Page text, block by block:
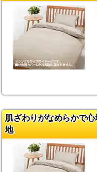
肌ざわりがなめらかで
地